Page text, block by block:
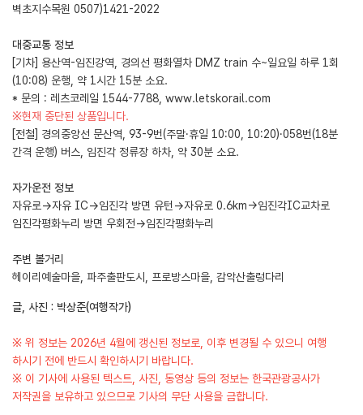
벽초지수목원 0507)1421-2022
대중교통 정보
[기차] 용산역-임진강역, 경의선 평화열차 DMZ train 수~일요일 하루 1회
(10:08) 운행, 약 1시간 15분 소요.
* 문의 : 레츠코레일 1544-7788, www.letskorail.com
※현재 중단된 상품입니다.
[전철] 경의중앙선 문산역, 93-9번(주말·휴일 10:00, 10:20)·058번(18분
간격 운행) 버스, 임진각 정류장 하차, 약 30분 소요.
자가운전 정보
자유로→자유 IC→임진각 방면 유턴→자유로 0.6km→임진각IC교차로
임진각평화누리 방면 우회전→임진각평화누리
주변 볼거리
헤이리예술마을, 파주출판도시, 프로방스마을, 감악산출렁다리
글, 사진 : 박상준(여행작가)
※ 위 정보는 2026년 4월에 갱신된 정보로, 이후 변경될 수 있으니 여행
하시기 전에 반드시 확인하시기 바랍니다.
※ 이 기사에 사용된 텍스트, 사진, 동영상 등의 정보는 한국관광공사가
저작권을 보유하고 있으므로 기사의 무단 사용을 금합니다.